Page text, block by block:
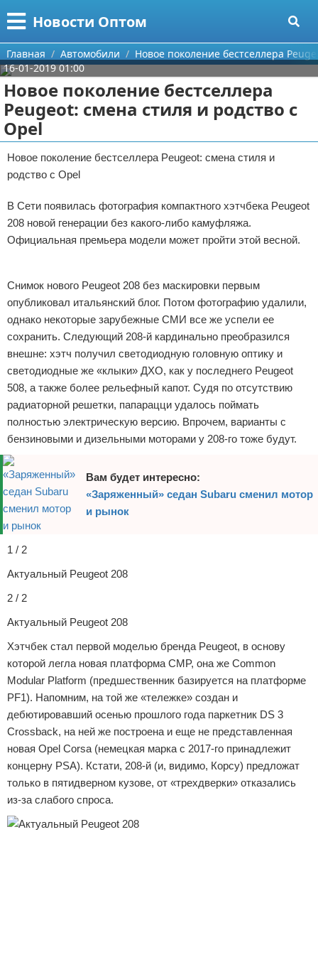
Новости Оптом
Меню
Главная
Категории
Информационные технологии
Автомобили
Знаменитости
Политика
Природа
Культура
Экономика
Разное
Поиск
О проекте
Контакты
Сотрудничество
Размещение рекламы
Условия предоставления информации
Отказ от ответственности
Главная Автомобили
Новое поколение бестселлера
16-01-2019 01:00
Новое поколение бестселлера
Peugeot: смена стиля и родство с
Opel
Новое поколение бестселлера Peugeot: смена стиля и
родство с Opel
В Сети появилась фотография компактного хэтчбека Peugeot
208 новой генерации без какого-либо камуфляжа.
Официальная премьера модели может пройти этой весной.
Снимок нового Peugeot 208 без маскировки первым
опубликовал итальянский блог. Потом фотографию удалили,
однако некоторые зарубежные СМИ все же успели ее
сохранить. Следующий 208-й кардинально преобразился
внешне: хэтч получил светодиодную головную оптику и
светодиодные же «клыки» ДХО, как у последнего Peugeot
508, а также более рельефный капот. Судя по отсутствию
радиаторной решетки, папарацци удалось поймать
полностью электрическую версию. Впрочем, варианты с
бензиновыми и дизельными моторами у 208-го тоже будут.
Вам будет интересно:
«Заряженный» седан Subaru сменил мотор
и рынок
1 / 2
Актуальный Peugeot 208
2 / 2
Актуальный Peugeot 208
Хэтчбек стал первой моделью бренда Peugeot, в основу
которой легла новая платформа CMP, она же Common
Modular Platform (предшественник базируется на платформе
PF1). Напомним, на той же «тележке» создан и
дебютировавший осенью прошлого года паркетник DS 3
Crossback, на ней же построена и еще не представленная
новая Opel Corsa (немецкая марка с 2017-го принадлежит
концерну PSA). Кстати, 208-й (и, видимо, Корсу) предложат
только в пятидверном кузове, от «трехдверки» отказались
из-за слабого спроса.